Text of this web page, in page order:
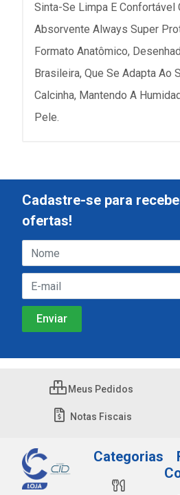
Sinta-Se Limpa E Confortável
Absorvente Always Super
Formato Anatômico,
Brasileira, Que Se Adapta Ao
Calcinha, Mantendo A
Pele.
Cadastre-se para
ofertas!
Meus Pedidos
Notas Fiscais
Categorias